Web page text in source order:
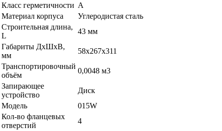
Класс герметичности A
Материал корпуса
Углеродистая сталь
Строительная длина,
L
43 мм
Габариты ДхШхВ,
мм
58х267х311
Транспортировочный
объём
0,0048 м3
Запирающее
устройство
Диск
Модель
015W
Кол-во фланцевых
отверстий
4